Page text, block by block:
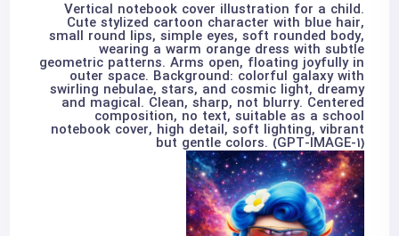
Vertical notebook cover illustration for a child.
Cute stylized cartoon character with blue hair,
small round lips, simple eyes, soft rounded body,
wearing a warm orange dress with subtle
geometric patterns. Arms open, floating joyfully in
outer space. Background: colorful galaxy with
swirling nebulae, stars, and cosmic light, dreamy
and magical. Clean, sharp, not blurry. Centered
composition, no text, suitable as a school
notebook cover, high detail, soft lighting, vibrant
but gentle colors. (GPT-IMAGE-1)